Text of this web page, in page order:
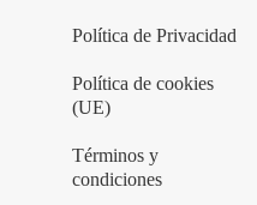
Política de Privacidad
Política de cookies
(UE)
Términos y
condiciones